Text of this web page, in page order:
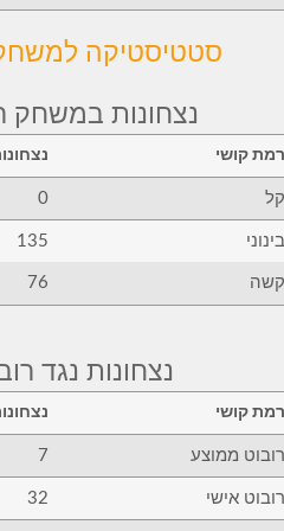
סטטיסטיקה
נצחונות
רמת קושי
קל 0
בינוני 135
קשה 76
נצחונות נגד
רמת קושי
רובוט ממוצע 7
רובוט אישי 32